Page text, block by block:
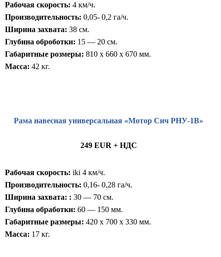
Рабочая скорость: 4 км/ч.
Производительность: 0,05- 0,2 га/ч.
Ширина захвата: 38 см.
Глубина оброботки: 15 — 20 см.
Габаритные розмеры: 810 x 660 x 670 мм.
Масса: 42 кг.
Рама навесная универсальная «Мотор Сич РНУ-1В»
249 EUR + НДС
Рабочая скорость: iki 4 км/ч.
Производительность: 0,16- 0,28 га/ч.
Ширина захвата: : 30 — 70 см.
Глубина обработки: 60 — 150 мм.
Габаритные размеры: 420 x 700 x 330 мм.
Масса: 17 кг.